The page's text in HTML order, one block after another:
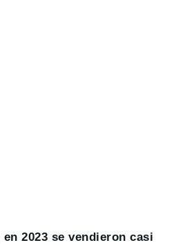
en 2023 se vendieron casi